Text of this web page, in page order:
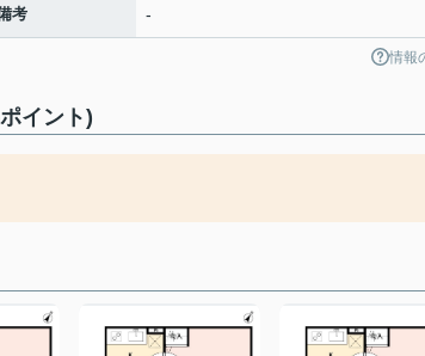
考 -
情報
イント)